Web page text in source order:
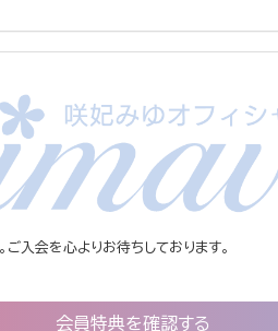
入会を心よりお待ちしております。
会員特典を確認する